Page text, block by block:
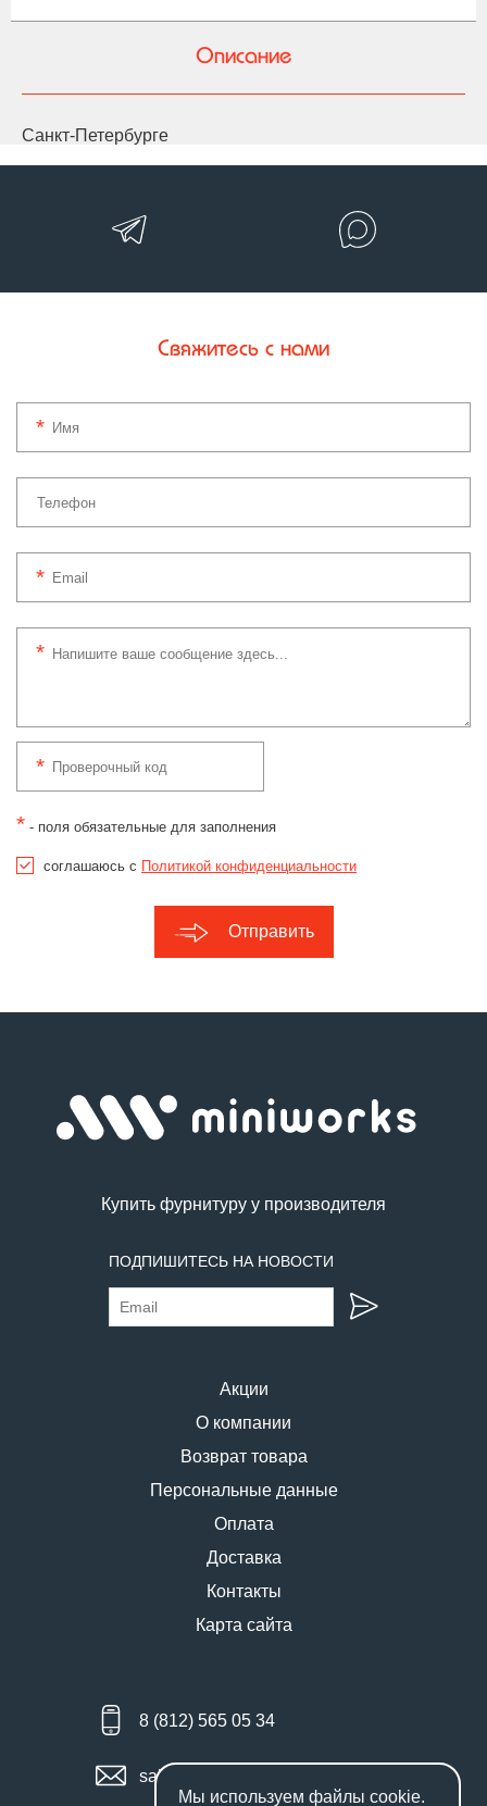
Описание
Санкт-Петербурге
Свяжитесь с нами
* - поля обязательные для заполнения
соглашаюсь с Политикой конфиденциальности
Отправить
Купить фурнитуру у производителя
ПОДПИШИТЕСЬ НА НОВОСТИ
Акции
О компании
Возврат товара
Персональные данные
Оплата
Доставка
Контакты
Карта сайта
8 (812) 565 05 34
sales@miniworks.ru
Мы используем файлы cookie.